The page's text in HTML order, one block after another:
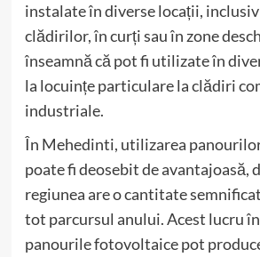
instalate în diverse locații,
clădirilor, în curți sau în zone
înseamnă că pot fi utilizate în
la locuințe particulare la clădiri
industriale.
În Mehedinti, utilizarea
poate fi deosebit de avantajoasă,
regiunea are o cantitate
tot parcursul anului. Acest lucru
panourile fotovoltaice pot